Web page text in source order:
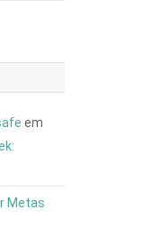
em
Metas